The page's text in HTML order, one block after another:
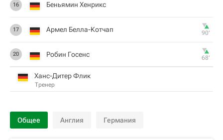
16 Беньямин Хенрикс
17 Армел Белла-Котчап 90‎’‎
20 Робин Госенс 68‎’‎
Ханс-Дитер Флик
Тренер
Общее Англия Германия